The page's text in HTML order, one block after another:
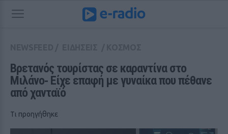
Βρετανός τουρίστας σε καραντίνα στο
Μιλάνο‑ Eίχε επαφή με γυναίκα που πέθανε
από χανταϊό
Tι προηγήθηκε